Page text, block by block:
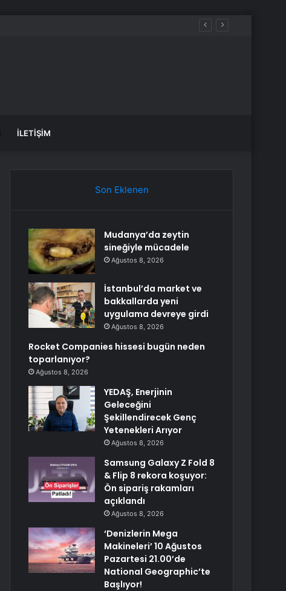
İLETIŞIM
Son Eklenen
Mudanya’da zeytin
sineğiyle mücadele
Ağustos 8, 2026
İstanbul’da market ve
bakkallarda yeni
uygulama devreye girdi
Ağustos 8, 2026
Rocket Companies hissesi bugün neden
toparlanıyor?
Ağustos 8, 2026
YEDAŞ, Enerjinin
Geleceğini
Şekillendirecek Genç
Yetenekleri Arıyor
Ağustos 8, 2026
Samsung Galaxy Z Fold 8
& Flip 8 rekora koşuyor:
Ön sipariş rakamları
açıklandı
Ağustos 8, 2026
‘Denizlerin Mega
Makineleri’ 10 Ağustos
Pazartesi 21.00’de
National Geographic’te
Başlıyor!